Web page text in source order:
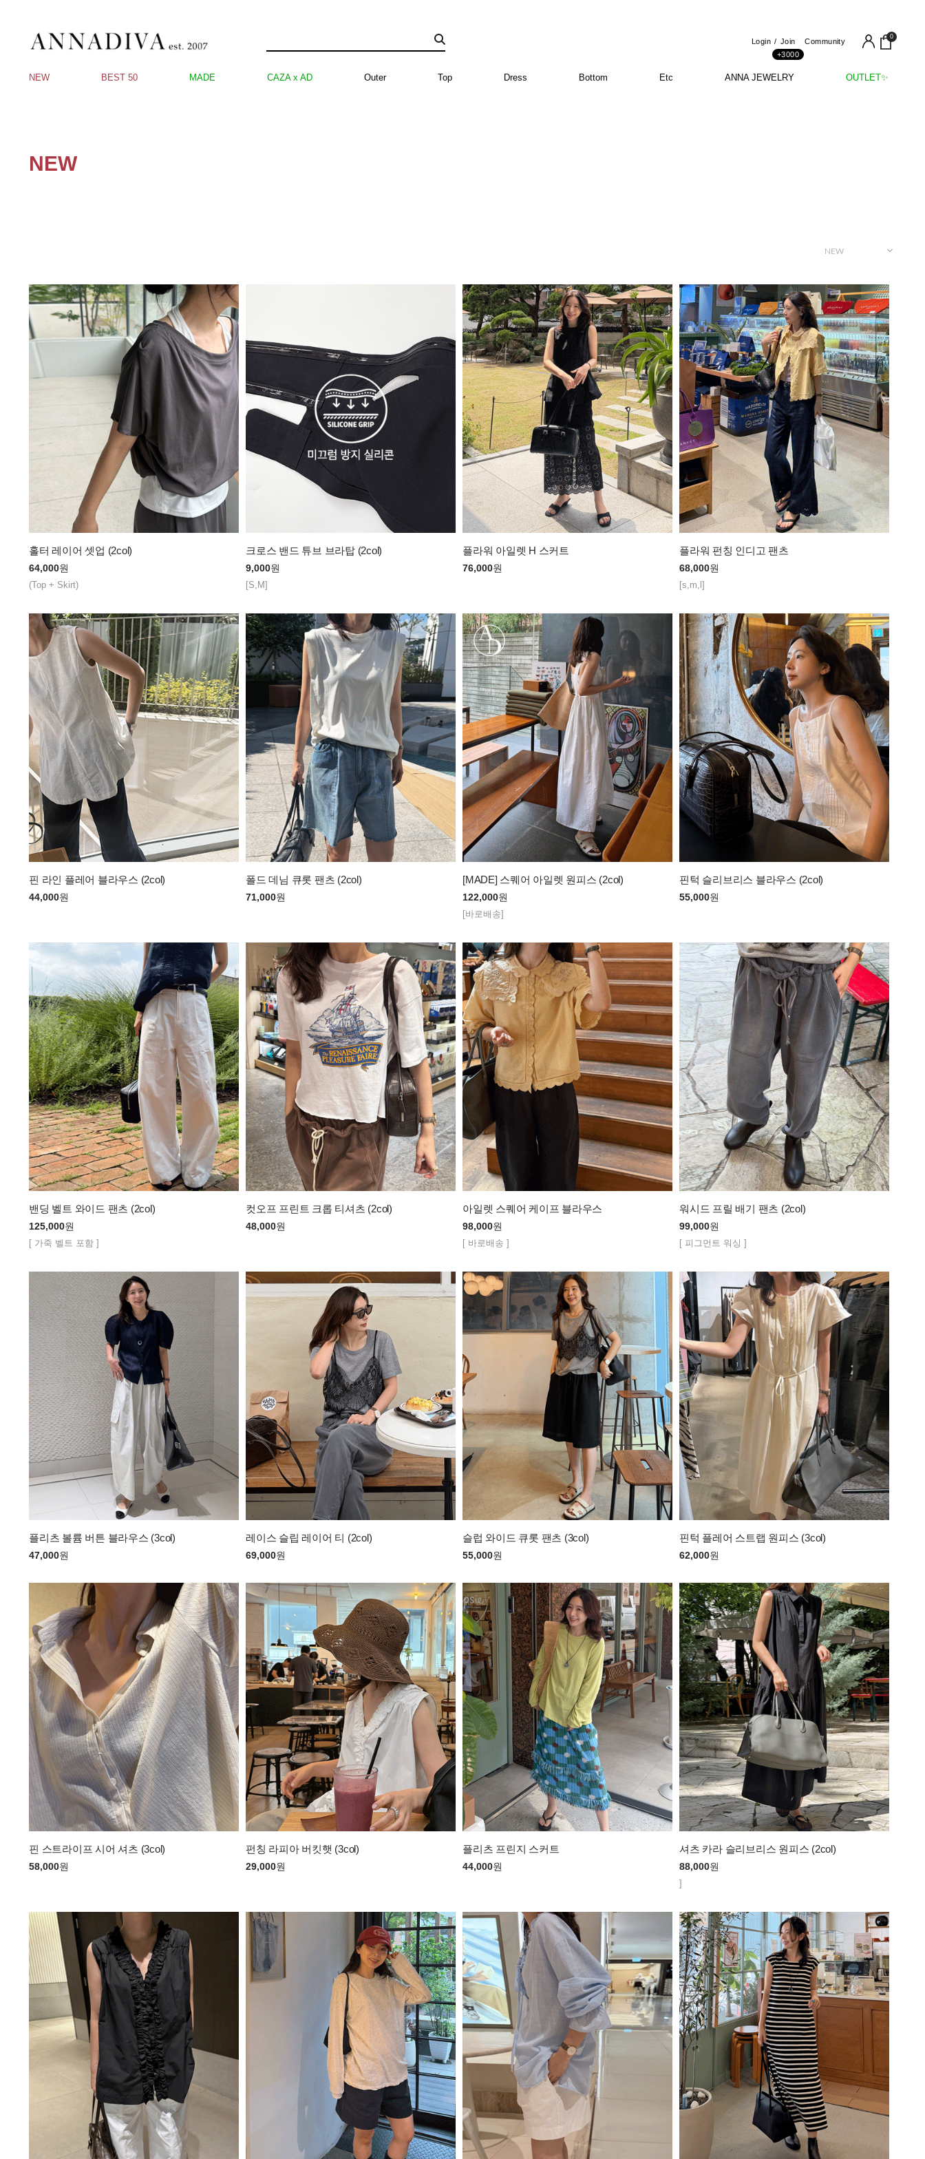
Login
Join
+3000
Community
0
NEW BEST 50 MADE CAZA x AD Outer Top Dress Bottom Etc ANNA JEWELRY OUTLET✨
NEW
홀터 레이어 셋업 (2col)
64,000원
(Top + Skirt)
크로스 밴드 튜브 브라탑 (2col)
9,000원
[S,M]
플라워 아일렛 H 스커트
76,000원
플라워 펀칭 인디고 팬츠
68,000원
[s,m,l]
핀 라인 플레어 블라우스 (2col)
44,000원
폴드 데님 큐롯 팬츠 (2col)
71,000원
[MADE] 스퀘어 아일렛 원피스 (2col)
122,000원
[바로배송]
핀턱 슬리브리스 블라우스 (2col)
55,000원
밴딩 벨트 와이드 팬츠 (2col)
125,000원
[ 가죽 벨트 포함 ]
컷오프 프린트 크롭 티셔츠 (2col)
48,000원
아일렛 스퀘어 케이프 블라우스
98,000원
[ 바로배송 ]
워시드 프릴 배기 팬츠 (2col)
99,000원
[ 피그먼트 워싱 ]
플리츠 볼륨 버튼 블라우스 (3col)
47,000원
레이스 슬립 레이어 티 (2col)
69,000원
슬럽 와이드 큐롯 팬츠 (3col)
55,000원
핀턱 플레어 스트랩 원피스 (3col)
62,000원
핀 스트라이프 시어 셔츠 (3col)
58,000원
펀칭 라피아 버킷햇 (3col)
29,000원
플리츠 프린지 스커트
44,000원
셔츠 카라 슬리브리스 원피스 (2col)
88,000원
]